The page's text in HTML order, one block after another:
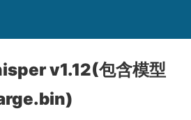
v1.12(包含模型